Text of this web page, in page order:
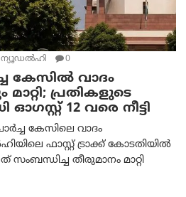
ന്യൂഡല്‍ഹി 0
കേസിൽ വാദം
പ്രതികളുടെ
12 വരെ നീട്ടി
കേസിലെ വാദം
ഫാസ്റ്റ് ട്രാക്ക് കോടതിയിൽ
തീരുമാനം മാറ്റി